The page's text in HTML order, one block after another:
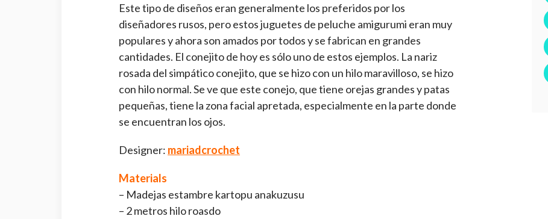
Este tipo de diseños eran generalmente los preferidos por los
diseñadores rusos, pero estos juguetes de peluche amigurumi eran muy
populares y ahora son amados por todos y se fabrican en grandes
cantidades. El conejito de hoy es sólo uno de estos ejemplos. La nariz
rosada del simpático conejito, que se hizo con un hilo maravilloso, se hizo
con hilo normal. Se ve que este conejo, que tiene orejas grandes y patas
pequeñas, tiene la zona facial apretada, especialmente en la parte donde
se encuentran los ojos.
Designer: mariadcrochet
Materials
– Madejas estambre kartopu anakuzusu
– 2 metros hilo roasdo